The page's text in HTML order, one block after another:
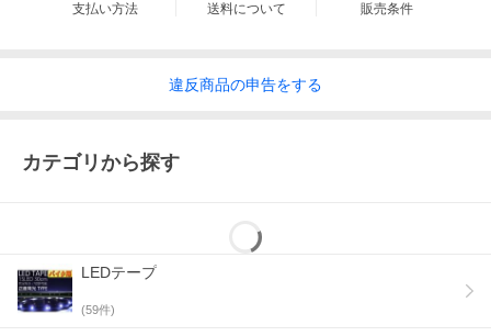
支払い方法 送料について 販売条件
違反商品の申告をする
カテゴリから探す
LEDテープ
(59件)